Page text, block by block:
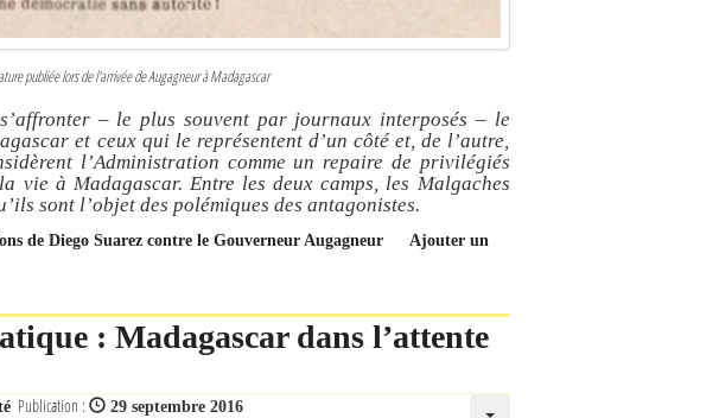
publiée lors de l'arrivée de Augagneur à Madagascar
– le plus souvent par journaux interposés – le
et ceux qui le représentent d’un côté et, de l’autre,
l’Administration comme un repaire de privilégiés
vie à Madagascar. Entre les deux camps, les Malgaches
sont l’objet des polémiques des antagonistes.
de Diego Suarez contre le Gouverneur Augagneur
Ajouter un
: Madagascar dans l’attente
Publication : 29 septembre 2016